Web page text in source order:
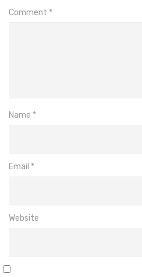
Comment *
Name *
Email *
Website